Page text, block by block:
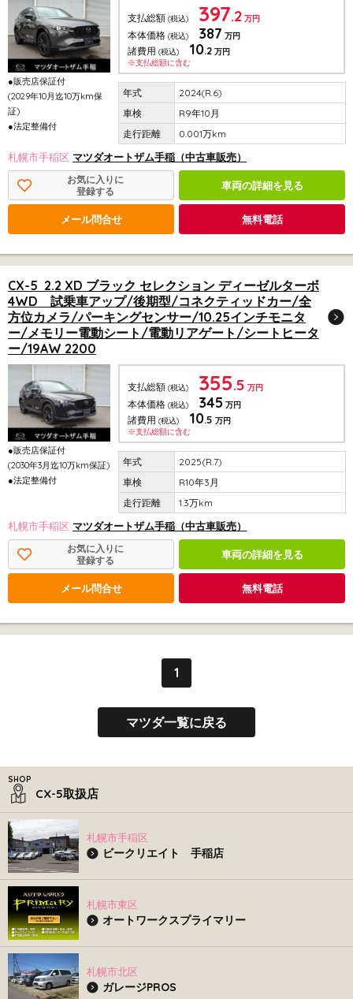
●販売店保証付
(2029年10月迄10万km保
証)
●法定整備付
支払総額 (税込) 397.2 万円
本体価格 (税込) 387 万円
諸費用 (税込) 10.2 万円
※支払総額に含む
2024(R.6)
R9年10月
0.001万km
札幌市手稲区 マツダオートザム手稲（中古車販売）
お気に入りに
登録する
車両の詳細を見る
メール問合せ 無料電話
CX-5 2.2 XD ブラック セレクション ディーゼルターボ
4WD 試乗車アップ/後期型/コネクティッドカー/全
方位カメラ/パーキングセンサー/10.25インチモニタ
ー/メモリー電動シート/電動リアゲート/シートヒータ
ー/19AW 2200
●販売店保証付
(2030年3月迄10万km保証)
●法定整備付
支払総額 (税込) 355.5 万円
本体価格 (税込) 345 万円
諸費用 (税込) 10.5 万円
※支払総額に含む
2025(R.7)
R10年3月
1.3万km
札幌市手稲区 マツダオートザム手稲（中古車販売）
お気に入りに
登録する
車両の詳細を見る
メール問合せ 無料電話
1
マツダ一覧に戻る
CX-5取扱店
札幌市手稲区
ビークリエイト 手稲店
札幌市東区
オートワークスプライマリー
札幌市北区
ガレージPROS